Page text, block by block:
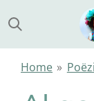
direct
naar
Home »